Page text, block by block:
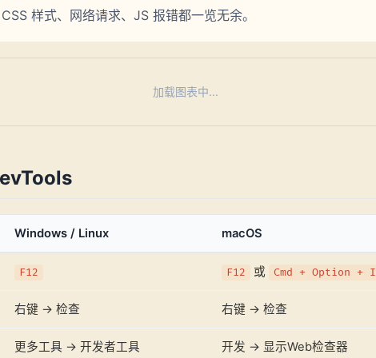
样式、网络请求、JS 报错都一览无余。
加载图表中...
Windows / Linux macOS
F12 F12 或 Cmd + Option + I
右键 → 检查 右键 → 检查
更多工具 → 开发者工具 开发 → 显示Web检查器